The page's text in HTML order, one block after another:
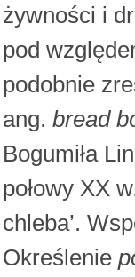
żywności i
pod
podobnie
ang. bread
Bogumiła
połowy XX
chleba’.
Określenie